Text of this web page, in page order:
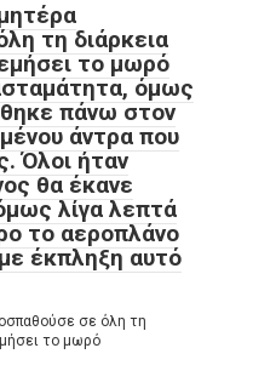
τη διάρκεια
το μωρό
όμως
πάνω στον
άντρα που
Όλοι ήταν
θα έκανε
λίγα λεπτά
το αεροπλάνο
έκπληξη αυτό
σε όλη τη
το μωρό